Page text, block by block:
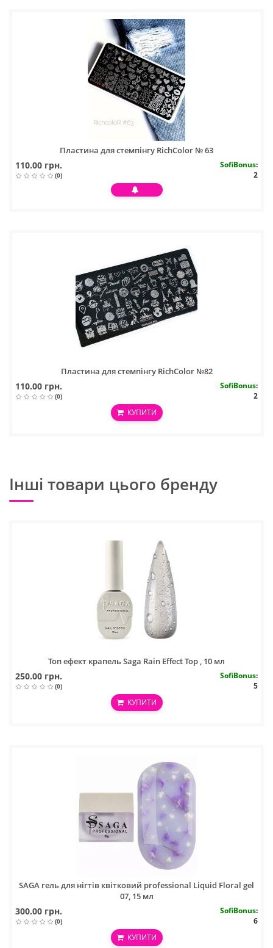
Пластина для стемпінгу RichColor № 63
110.00 грн.
(0)
SofiBonus:
2
Пластина для стемпінгу RichColor №82
110.00 грн.
(0)
SofiBonus:
2
КУПИТИ
Інші товари цього бренду
Топ ефект крапель Saga Rain Effect Top , 10 мл
250.00 грн.
(0)
SofiBonus:
5
КУПИТИ
SAGA гель для нігтів квітковий professional Liquid Floral gel
07, 15 мл
300.00 грн.
(0)
SofiBonus:
6
КУПИТИ